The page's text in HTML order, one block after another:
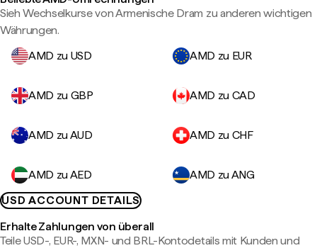
Sieh Wechselkurse von Armenische Dram zu anderen wichtigen
Währungen.
AMD zu USD
AMD zu EUR
AMD zu GBP AMD zu CAD
AMD zu AUD AMD zu CHF
AMD zu AED
AMD zu ANG
USD ACCOUNT DETAILS
Erhalte Zahlungen von überall
Teile USD-, EUR-, MXN- und BRL-Kontodetails mit Kunden und